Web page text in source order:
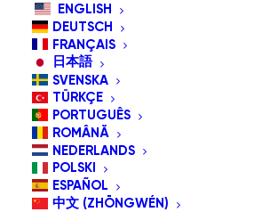
ENGLISH
DEUTSCH
FRANÇAIS
日本語
SVENSKA
TÜRKÇE
PORTUGUÊS
ROMÂNĂ
NEDERLANDS
POLSKI
ESPAÑOL
中文 (ZHŌNGWÉN)